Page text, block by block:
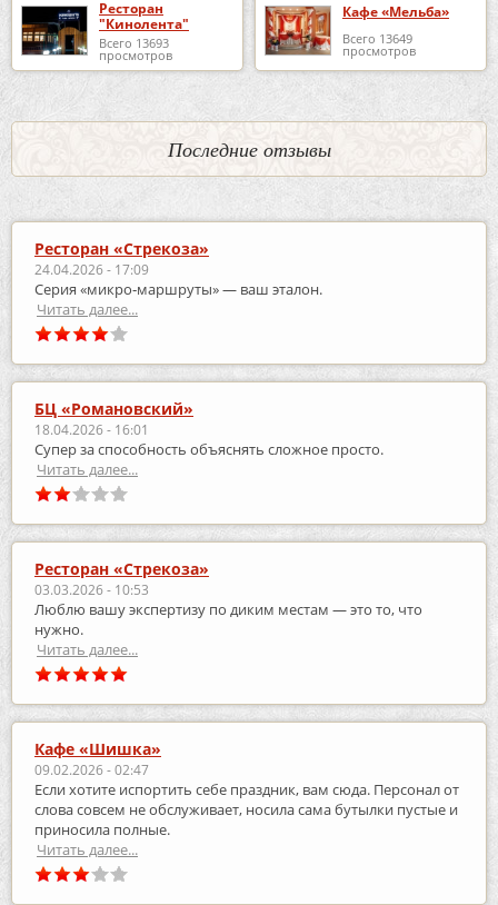
Ресторан
"Кинолента"
Всего 13693
просмотров
Кафе «Мельба»
Всего 13649
просмотров
Последние отзывы
Ресторан «Стрекоза»
24.04.2026 - 17:09
Серия «микро‑маршруты» — ваш эталон.
Читать далее...
БЦ «Романовский»
18.04.2026 - 16:01
Супер за способность объяснять сложное просто.
Читать далее...
Ресторан «Стрекоза»
03.03.2026 - 10:53
Люблю вашу экспертизу по диким местам — это то, что
нужно.
Читать далее...
Кафе «Шишка»
09.02.2026 - 02:47
Если хотите испортить себе праздник, вам сюда. Персонал от
слова совсем не обслуживает, носила сама бутылки пустые и
приносила полные.
Читать далее...